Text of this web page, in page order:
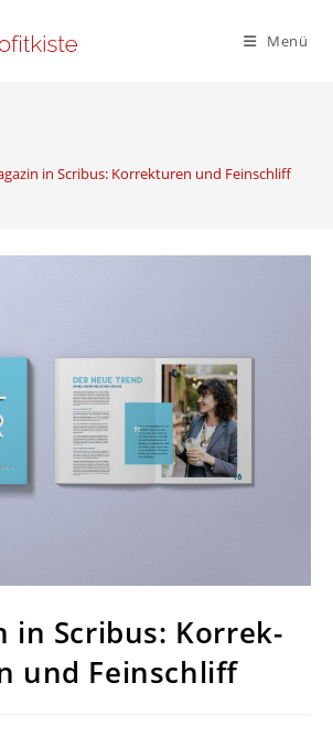
Menü
in Scribus: Korrekturen und Feinschliff
in Scribus: Korrek­
und Feinschliff